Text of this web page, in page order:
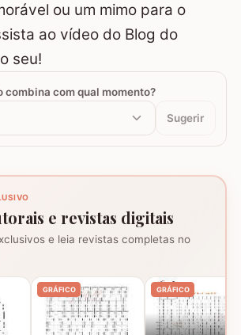
ou um mimo para o
ao vídeo do Blog do
seu!
combina com qual momento?
Sugerir
e revistas digitais
e leia revistas completas no
GRÁFICO GRÁFICO